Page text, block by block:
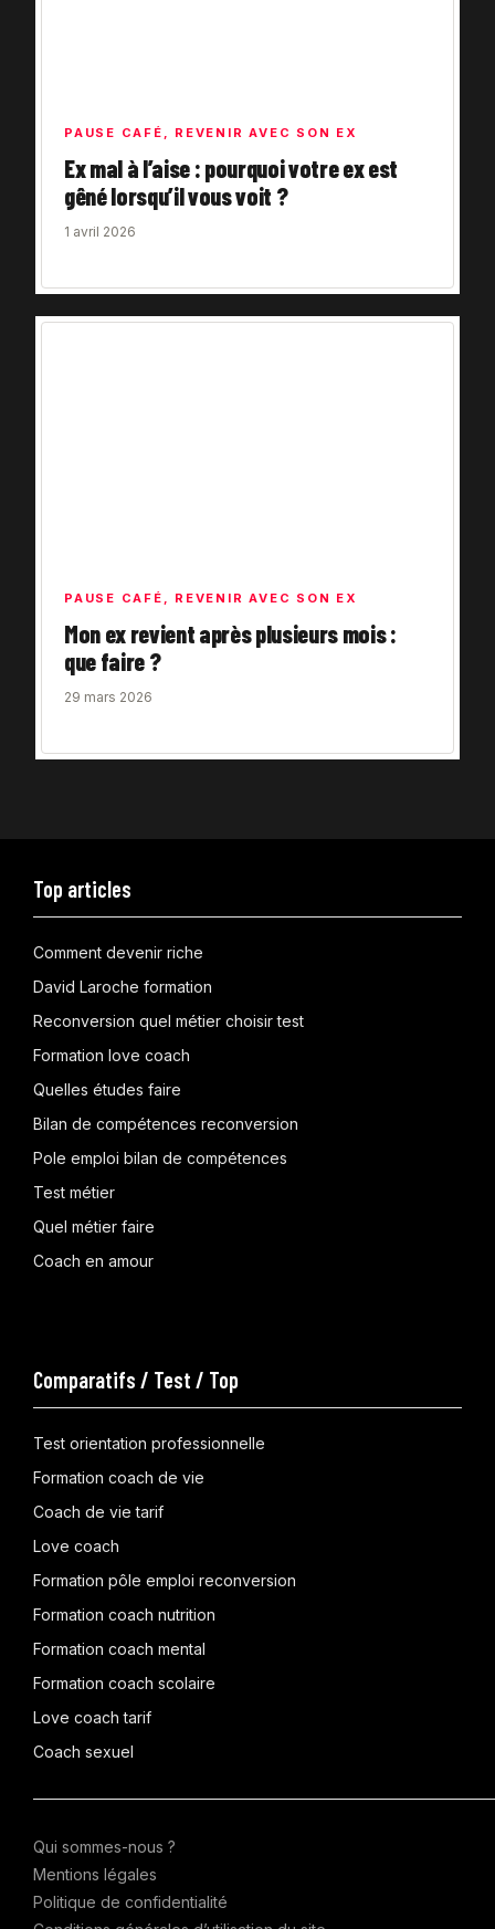
PAUSE CAFÉ , REVENIR AVEC SON EX
Ex mal à l’aise : pourquoi votre ex est
gêné lorsqu’il vous voit ?
1 avril 2026
PAUSE CAFÉ REVENIR AVEC SON EX
Mon ex revient après plusieurs mois :
que faire ?
29 mars 2026
Top articles
Comment devenir riche
David Laroche formation
Reconversion quel métier choisir test
Formation love coach
Quelles études faire
Bilan de compétences reconversion
Pole emploi bilan de compétences
Test métier
Quel métier faire
Coach en amour
Comparatifs / Test / Top
Test orientation professionnelle
Formation coach de vie
Coach de vie tarif
Love coach
Formation pôle emploi reconversion
Formation coach nutrition
Formation coach mental
Formation coach scolaire
Love coach tarif
Coach sexuel
Qui sommes-nous ?
Mentions légales
Politique de confidentialité